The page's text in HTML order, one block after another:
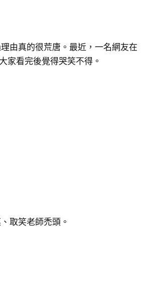
由真的很荒唐。最近，一名網友在
家看完後覺得哭笑不得。
取笑老師禿頭。